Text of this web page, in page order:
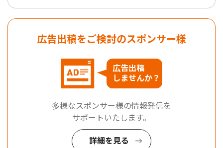
広告出稿をご検討のスポンサー様
広告出稿
しませんか？
多様なスポンサー様の情報発信を
サポートいたします。
詳細を見る